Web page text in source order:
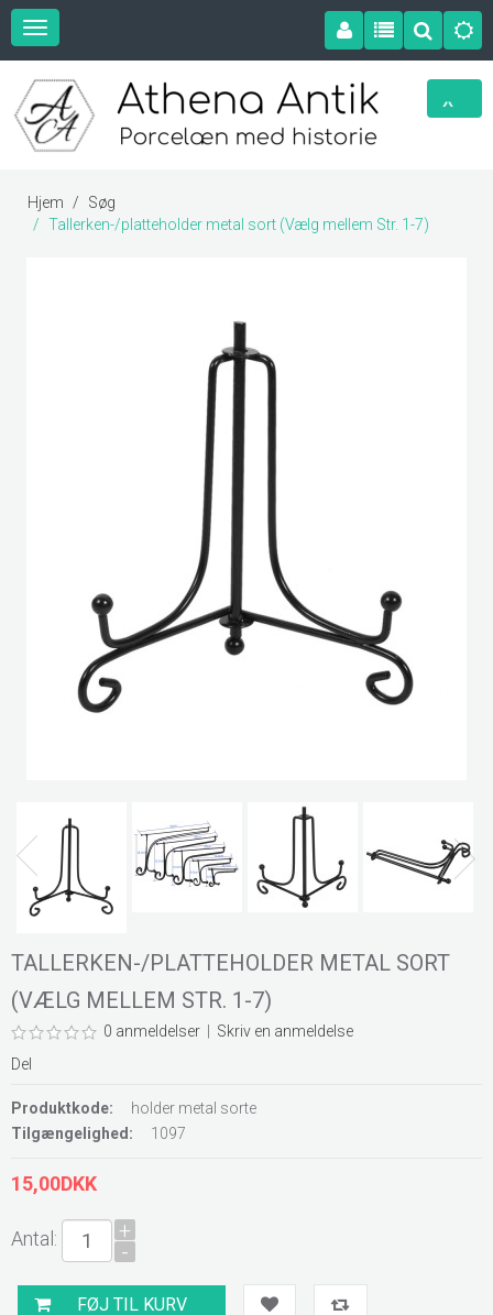
Hjem
Søg
Tallerken-/platteholder metal sort (Vælg mellem Str. 1-7)
TALLERKEN-/PLATTEHOLDER METAL SORT
(VÆLG MELLEM STR. 1-7)
0 anmeldelser
Skriv en anmeldelse
Del
Produktkode:
holder metal sorte
Tilgængelighed:
1097
15,00DKK
Antal: +
-